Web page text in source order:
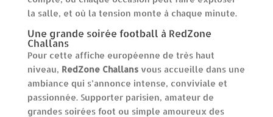
la salle, et où la tension monte à chaque minute.
Une grande soirée football à RedZone
Challans
Pour cette affiche européenne de très haut
niveau, RedZone Challansvous accueille dans une
ambiance qui s’annonce intense, conviviale et
passionnée. Supporter parisien, amateur de
grandes soirées foot ou simple amoureux des